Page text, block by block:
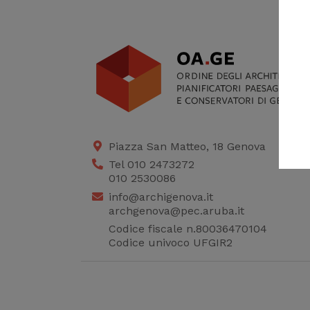
Piazza San Matteo, 18 Genova
Tel 010 2473272
010 2530086
info@archigenova.it
archgenova@pec.aruba.it
Codice fiscale n.80036470104
Codice univoco UFGIR2